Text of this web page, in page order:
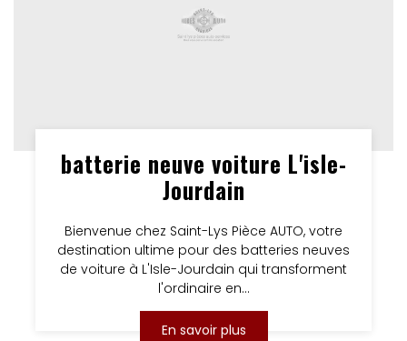
batterie neuve voiture L'isle-
Jourdain
Bienvenue chez Saint-Lys Pièce AUTO, votre
destination ultime pour des batteries neuves
de voiture à L'Isle-Jourdain qui transforment
l'ordinaire en...
En savoir plus